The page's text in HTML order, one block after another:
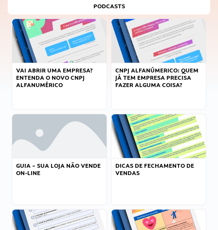
PODCASTS
VAI ABRIR UMA EMPRESA?
ENTENDA O NOVO CNPJ
ALFANUMÉRICO
CNPJ ALFANÚMERICO: QUEM
JÁ TEM EMPRESA PRECISA
FAZER ALGUMA COISA?
GUIA – SUA LOJA NÃO VENDE
ON-LINE
DICAS DE FECHAMENTO DE
VENDAS